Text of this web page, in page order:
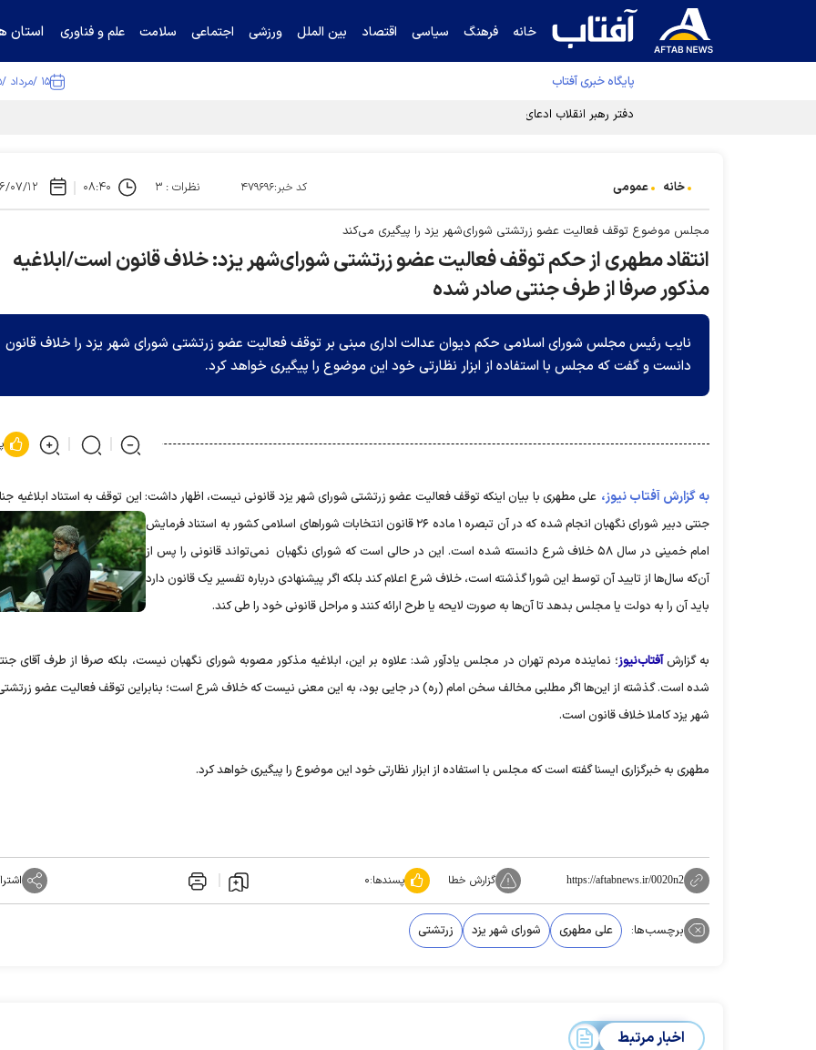
خانه فرهنگ سیاسی اقتصاد بین الملل ورزشی اجتماعی سلامت علم و فناوری استان
پایگاه خبری آفتاب ۱۵ /مرداد /۱۴۰۵
دفتر رهبر انقلاب ادعای خرازی درباره پزشکیان را تکذیب کرد
خانه عمومی کد خبر:۴۷۹۶۹۶ نظرات : ۳ ۰۸:۴۰ ۱۳۹۶/
مجلس موضوع توقف فعالیت عضو زرتشتی شورای‌شهر یزد را پیگیری می‌کند
انتقاد مطهری از حکم توقف فعالیت عضو زرتشتی شورای‌شهر یزد: خلاف قانون است/ابلاغیه
مذکور صرفا از طرف جنتی صادر شده
نایب رئیس مجلس شورای اسلامی حکم دیوان عدالت اداری مبنی بر توقف فعالیت عضو زرتشتی شورای شهر یزد را خلاف قانون
دانست و گفت که مجلس با استفاده از ابزار نظارتی خود این موضوع را پیگیری خواهد کرد.
به گزارش آفتاب نیوز، علی مطهری با بیان اینکه توقف فعالیت عضو زرتشتی شورای شهر یزد قانونی نیست، اظهار داشت: این توقف به استناد ابلاغیه
جنتی دبیر شورای نگهبان انجام شده که در آن تبصره ۱ ماده ۲۶ قانون انتخابات شوراهای اسلامی کشور به استناد فرمایش
امام خمینی در سال ۵۸ خلاف شرع دانسته شده است. این در حالی است که شورای نگهبان نمی‌تواند قانونی را پس از
آن‌که سال‌ها از تایید آن توسط این شورا گذشته است، خلاف شرع اعلام کند بلکه اگر پیشنهادی درباره تفسیر یک قانون دارد
باید آن را به دولت یا مجلس بدهد تا آن‌ها به صورت لایحه یا طرح ارائه کنند و مراحل قانونی خود را طی کند.
به گزارشآفتاب‌نیوز؛ نماینده مردم تهران در مجلس یادآور شد: علاوه بر این، ابلاغیه مذکور مصوبه شورای نگهبان نیست، بلکه صرفا از طرف آقای
شده است. گذشته از این‌ها اگر مطلبی مخالف سخن امام (ره) در جایی بود، به این معنی نیست که خلاف شرع است؛ بنابراین توقف فعالیت عضو
شهر یزد کاملا خلاف قانون است.
مطهری به خبرگزاری ایسنا گفته است که مجلس با استفاده از ابزار نظارتی خود این موضوع را پیگیری خواهد کرد.
https://aftabnews.ir/0020n2 گزارش خطا پسندها:۰
برچسب‌ها: علی مطهری شورای شهر یزد زرتشتی
اخبار مرتبط